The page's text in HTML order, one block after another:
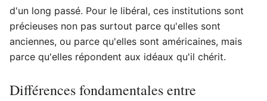
d'un long passé. Pour le libéral, ces institutions sont
précieuses non pas surtout parce qu'elles sont
anciennes, ou parce qu'elles sont américaines, mais
parce qu'elles répondent aux idéaux qu'il chérit.
Différences fondamentales entre